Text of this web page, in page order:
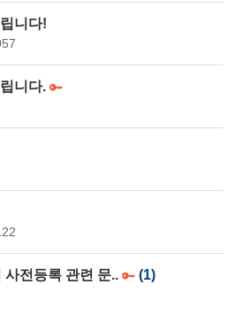
니다!
니다.
사전등록 관련 문.. (1)